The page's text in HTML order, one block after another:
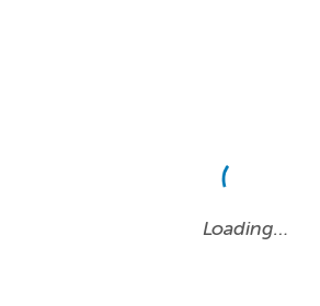
Loading…